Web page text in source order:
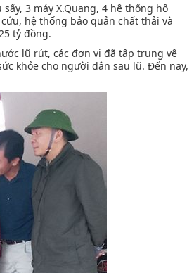
3 máy X.Quang, 4 hệ thống hô
hệ thống bảo quản chất thải và
tỷ đồng.
lũ rút, các đơn vị đã tập trung vệ
khỏe cho người dân sau lũ. Đến nay,